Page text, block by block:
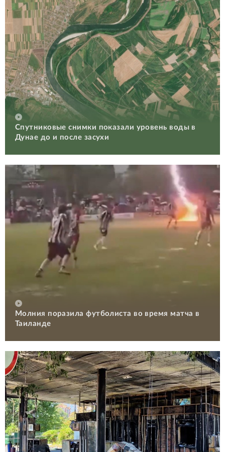
Спутниковые снимки показали уровень воды в
Дунае до и после засухи
Молния поразила футболиста во время матча в
Таиланде